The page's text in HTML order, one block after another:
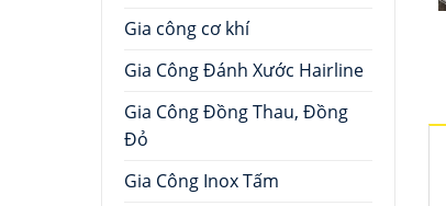
Gia công cơ khí
Gia Công Đánh Xước Hairline
Gia Công Đồng Thau, Đồng
Đỏ
Gia Công Inox Tấm